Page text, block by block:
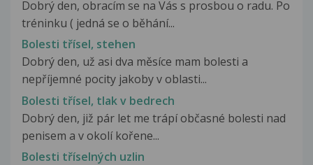
Dobrý den, obracím se na Vás s prosbou o radu. Po
tréninku ( jedná se o běhání...
Bolesti třísel, stehen
Dobrý den, už asi dva měsíce mam bolesti a
nepříjemné pocity jakoby v oblasti...
Bolesti třísel, tlak v bedrech
Dobrý den, již pár let me trápí občasné bolesti nad
penisem a v okolí kořene...
Bolesti tříselných uzlin